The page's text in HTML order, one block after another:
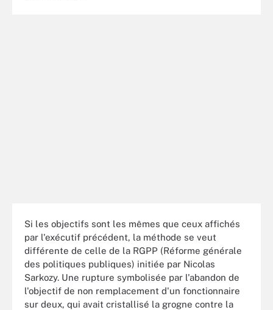
Si les objectifs sont les mêmes que ceux affichés
par l'exécutif précédent, la méthode se veut
différente de celle de la RGPP (Réforme générale
des politiques publiques) initiée par Nicolas
Sarkozy. Une rupture symbolisée par l'abandon de
l'objectif de non remplacement d'un fonctionnaire
sur deux, qui avait cristallisé la grogne contre la